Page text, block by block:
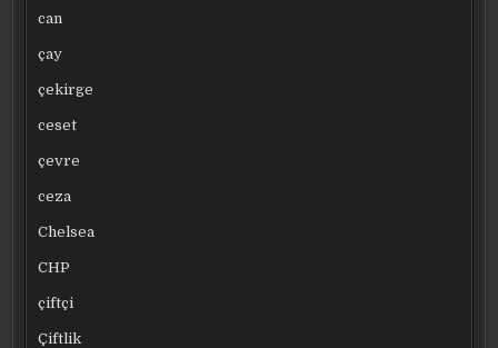
can
çay
çekirge
ceset
çevre
ceza
Chelsea
CHP
çiftçi
Çiftlik